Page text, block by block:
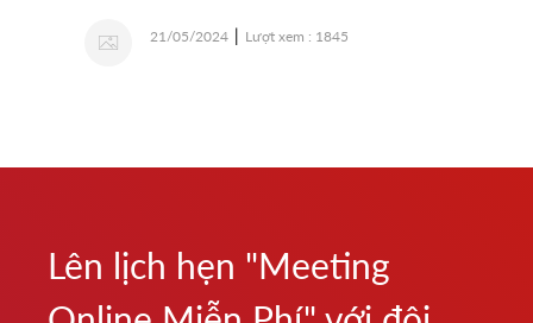
Đỗ Ngọc Vi
Lên lịch hẹn "Meeting